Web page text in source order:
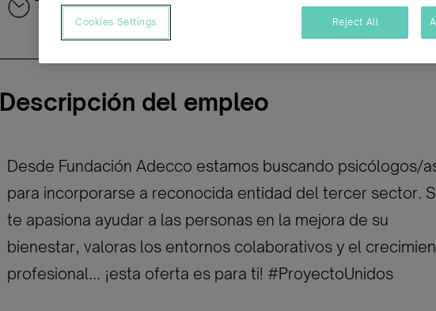
Tiempo completo Temporal/Mat./Sustitución/...
Descripción del empleo
Desde Fundación Adecco estamos buscando psicólogos/
para incorporarse a reconocida entidad del tercer sector.
te apasiona ayudar a las personas en la mejora de su
bienestar, valoras los entornos colaborativos y el
profesional... ¡esta oferta es para ti! #ProyectoUnidos
Cookies Settings Reject All